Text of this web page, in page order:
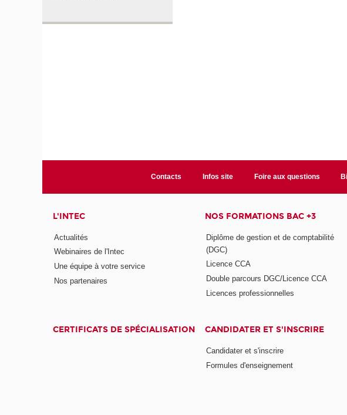
Contacts Infos site Foire aux questions
L'INTEC
Actualités
Webinaires de l'Intec
Une équipe à votre service
Nos partenaires
NOS FORMATIONS BAC +3
Diplôme de gestion et de comptabilité
(DGC)
Licence CCA
Double parcours DGC/Licence CCA
Licences professionnelles
CERTIFICATS DE SPÉCIALISATION CANDIDATER ET S'INSCRIRE
Candidater et s'inscrire
Formules d'enseignement